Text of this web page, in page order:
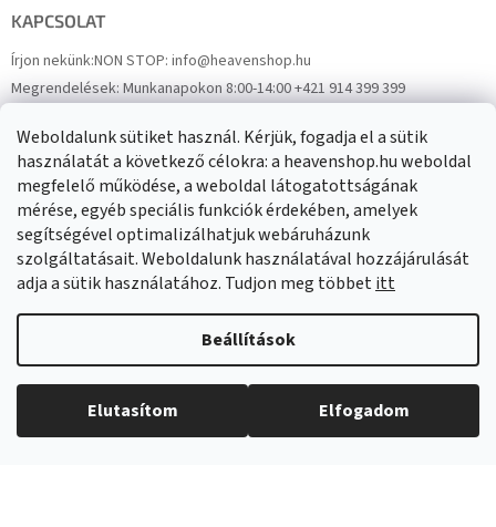
Weboldalunk sütiket használ. Kérjük, fogadja el a sütik
használatát a következő célokra: a heavenshop.hu weboldal
megfelelő működése, a weboldal látogatottságának
mérése, egyéb speciális funkciók érdekében, amelyek
segítségével optimalizálhatjuk webáruházunk
szolgáltatásait. Weboldalunk használatával hozzájárulását
adja a sütik használatához. Tudjon meg többetitt
Beállítások
Elutasítom Elfogadom
KAPCSOLAT
Írjon nekünk:NON STOP: info@heavenshop.hu
Megrendelések:Munkanapokon 8:00-14:00 +421 914 399 399
FacebookHeavenShop.sk
Eredményeink